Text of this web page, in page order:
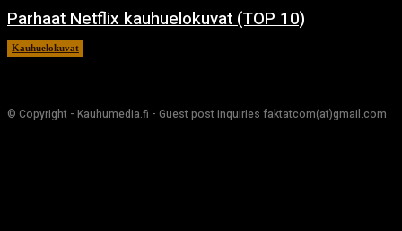
Parhaat Netflix kauhuelokuvat (TOP 10)
Kauhuelokuvat
© Copyright - Kauhumedia.fi - Guest post inquiries faktatcom(at)gmail.com